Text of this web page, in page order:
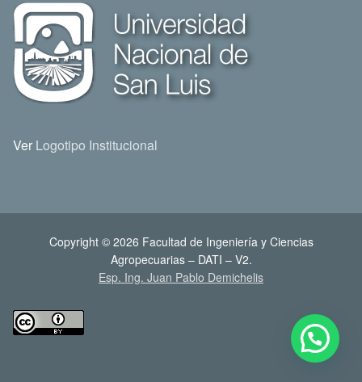
Ver Logotipo Institucional
Copyright © 2026 Facultad de Ingeniería y Ciencias
Agropecuarias – DATI – V2.
Esp. Ing. Juan Pablo Demichelis